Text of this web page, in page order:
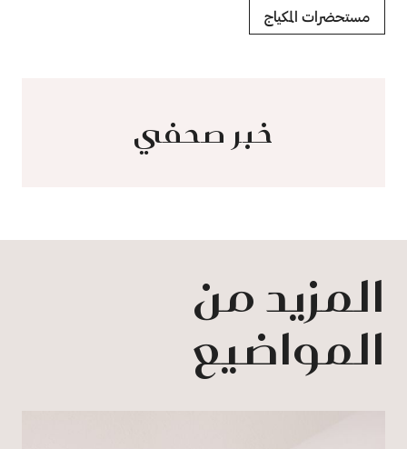
مستحضرات المكياج
خبر صحفي
المزيد من
المواضيع